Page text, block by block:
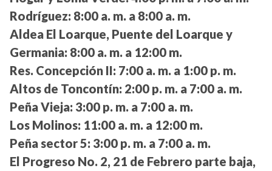
Rodríguez: 8:00 a. m. a 8:00 a. m.
Aldea El Loarque, Puente del Loarque y
Germania: 8:00 a. m. a 12:00 m.
Res. Concepción II: 7:00 a. m. a 1:00 p. m.
Altos de Toncontín: 2:00 p. m. a 7:00 a. m.
Peña Vieja: 3:00 p. m. a 7:00 a. m.
Los Molinos: 11:00 a. m. a 12:00 m.
Peña sector 5: 3:00 p. m. a 7:00 a. m.
El Progreso No. 2, 21 de Febrero parte baja,